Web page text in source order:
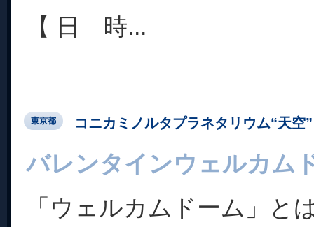
【 日 時...
東京都 コニカミノルタプラネタリウム“天
バレンタインウェルカム
「ウェルカムドーム」と